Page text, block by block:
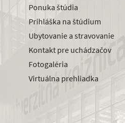
Ponuka štúdia
Prihláška na štúdium
Ubytovanie a stravovanie
Kontakt pre uchádzačov
Fotogaléria
Virtuálna prehliadka